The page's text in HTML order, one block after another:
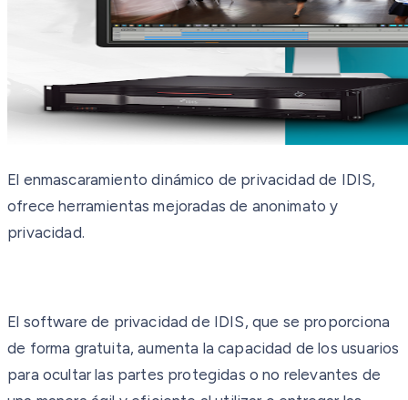
El enmascaramiento dinámico de privacidad de IDIS,
ofrece herramientas mejoradas de anonimato y
privacidad.
El software de privacidad de IDIS, que se proporciona
de forma gratuita, aumenta la capacidad de los usuarios
para ocultar las partes protegidas o no relevantes de